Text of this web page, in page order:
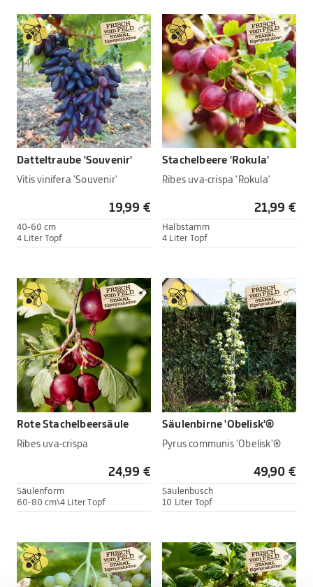
Datteltraube 'Souvenir'
Vitis vinifera 'Souvenir'
19,99 €
40-60 cm
4 Liter Topf
Stachelbeere 'Rokula'
Ribes uva-crispa 'Rokula'
21,99 €
Halbstamm
4 Liter Topf
Rote Stachelbeersäule
Ribes uva-crispa
24,99 €
Säulenform
60-80 cm\4 Liter Topf
Säulenbirne 'Obelisk'®
Pyrus communis 'Obelisk'®
49,90 €
Säulenbusch
10 Liter Topf